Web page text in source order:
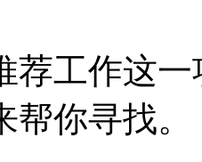
荐工作这
你寻找。